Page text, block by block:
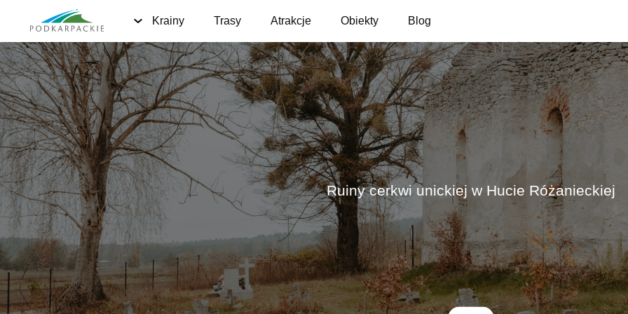
Krainy Trasy Atrakcje Obiekty Blog
Ruiny cerkwi unickiej w Hucie Różanieckiej